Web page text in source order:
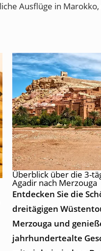
Ausflüge in
Überblick über die 3-
Agadir nach Merzouga
Entdecken Sie die
dreitägigen
Merzouga und
jahrhundertealte